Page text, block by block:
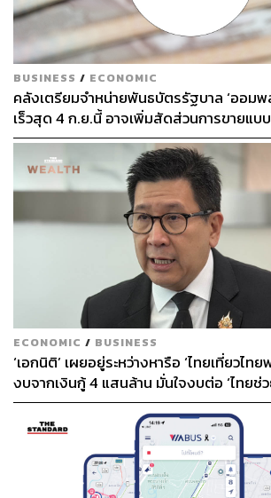
BUSINESS / ECONOMIC
คลังเตรียมจำหน่ายพันธบัตรรัฐบาล ‘ออมพ
เร็วสุด 4 ก.ย.นี้ อาจเพิ่มสัดส่วนการขายแ
First มากขึ้น
ECONOMIC / BUSINESS
‘เอกนิติ’ เผยอยู่ระหว่างหารือ ‘ไทยเที่ยวไท
งบจากเงินกู้ 4 แสนล้าน มั่นใจงบต่อ ‘ไทยช่
เฟส 2 มีเพียงพอ